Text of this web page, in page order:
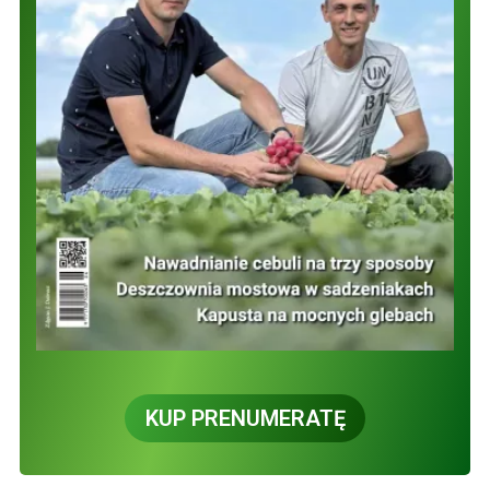
KUP PRENUMERATĘ